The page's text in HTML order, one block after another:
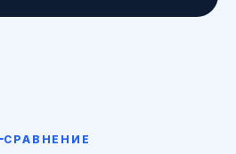
СРАВНЕНИЕ